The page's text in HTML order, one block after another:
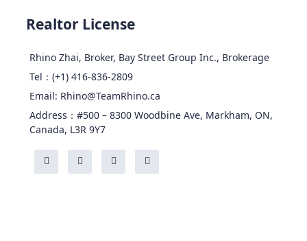
Realtor License
Rhino Zhai, Broker, Bay Street Group Inc., Brokerage
Tel：(+1) 416-836-2809
Email: Rhino@TeamRhino.ca
Address：#500 – 8300 Woodbine Ave, Markham, ON,
Canada, L3R 9Y7